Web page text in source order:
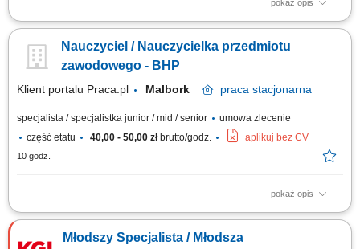
pokaż opis
Twój zakres obowiązków Analiza i określanie ryzyka BHP dla
przepisów BHP, ppoż. i ochrony środowiska na realizowanej budowie,
Prowadzenie szkoleń z zakresu BHP, ppoż. i ochrony środowiska,
Nauczyciel / Nauczycielka przedmiotu
zawodowego - BHP
Klient portalu Praca.pl Malbork praca stacjonarna
specjalista / specjalistka junior / mid / senior
umowa zlecenie
część etatu
40,00 - 50,00 złbrutto/godz. aplikuj bez CV
10 godz.
pokaż opis
Pozytywne nastawienie, zaangażowanie w pracę z dorosłymi.
Młodszy Specjalista / Młodsza